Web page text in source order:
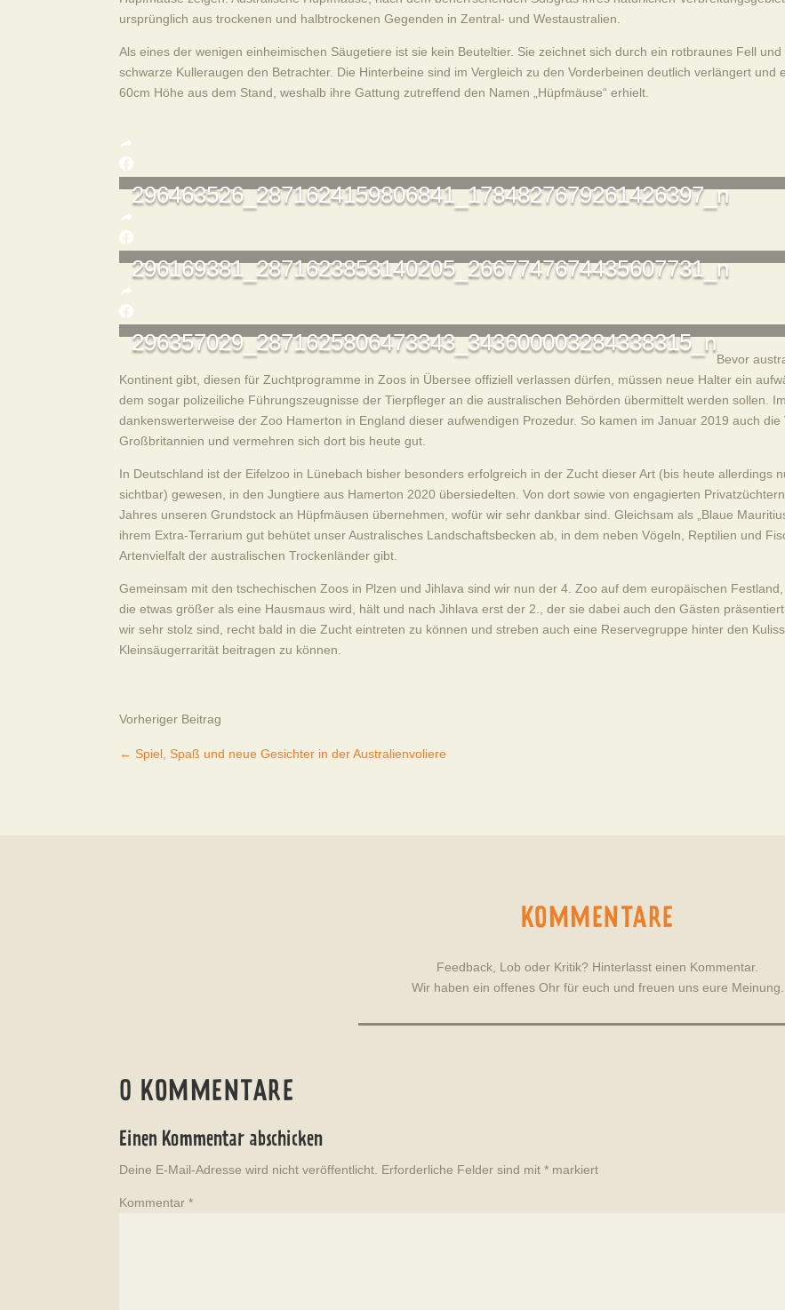
ursprünglich aus trockenen und halbtrockenen Gegenden in Zentral- und Westaustralien.
Als eines der wenigen einheimischen Säugetiere ist sie kein Beuteltier. Sie zeichnet sich durch ein rotbraunes Fell
schwarze Kulleraugen den Betrachter. Die Hinterbeine sind im Vergleich zu den Vorderbeinen deutlich verlängert
60cm Höhe aus dem Stand, weshalb ihre Gattung zutreffend den Namen „Hüpfmäuse“ erhielt.
296463526_2871624159806841_1784827679261426397_n
296169381_2871623853140205_2667747674435607731_n
296357029_2871625806473343_343600003284338315_n
Bevor
Kontinent gibt, diesen für Zuchtprogramme in Zoos in Übersee offiziell verlassen dürfen, müssen neue Halter ein
dem sogar polizeiliche Führungszeugnisse der Tierpfleger an die australischen Behörden übermittelt werden sollen.
dankenswerterweise der Zoo Hamerton in England dieser aufwendigen Prozedur. So kamen im Januar 2019 auch
Großbritannien und vermehren sich dort bis heute gut.
In Deutschland ist der Eifelzoo in Lünebach bisher besonders erfolgreich in der Zucht dieser Art (bis heute allerdings
sichtbar) gewesen, in den Jungtiere aus Hamerton 2020 übersiedelten. Von dort sowie von engagierten
Jahres unseren Grundstock an Hüpfmäusen übernehmen, wofür wir sehr dankbar sind. Gleichsam als „Blaue
ihrem Extra-Terrarium gut behütet unser Australisches Landschaftsbecken ab, in dem neben Vögeln, Reptilien und
Artenvielfalt der australischen Trockenländer gibt.
Gemeinsam mit den tschechischen Zoos in Plzen und Jihlava sind wir nun der 4. Zoo auf dem europäischen
die etwas größer als eine Hausmaus wird, hält und nach Jihlava erst der 2., der sie dabei auch den Gästen
wir sehr stolz sind, recht bald in die Zucht eintreten zu können und streben auch eine Reservegruppe hinter den
Kleinsäugerrarität beitragen zu können.
Vorheriger Beitrag
← Spiel, Spaß und neue Gesichter in der Australienvoliere
KOMMENTARE
Feedback, Lob oder Kritik? Hinterlasst einen Kommentar.
Wir haben ein offenes Ohr für euch und freuen uns eure Meinung.
0 KOMMENTARE
Einen Kommentar abschicken
Deine E-Mail-Adresse wird nicht veröffentlicht. Erforderliche Felder sind mit* markiert
Kommentar*